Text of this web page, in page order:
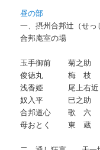
昼の部
一、摂州合邦辻（せっ
合邦庵室の場
玉手御前 菊之助
俊徳丸 梅 枝
浅香姫 尾上右近
奴入平 巳之助
合邦道心 歌 六
母おとく 東 蔵